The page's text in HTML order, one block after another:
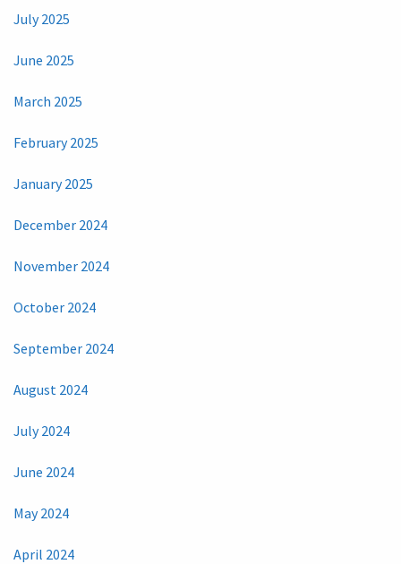
July 2025
June 2025
March 2025
February 2025
January 2025
December 2024
November 2024
October 2024
September 2024
August 2024
July 2024
June 2024
May 2024
April 2024